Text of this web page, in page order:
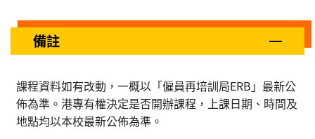
備註
課程資料如有改動，一概以「僱員再培訓局ERB」最新公
佈為準。港專有權決定是否開辦課程，上課日期、時間及
地點均以本校最新公佈為準。